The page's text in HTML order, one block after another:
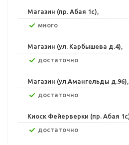
Магазин (пр. Абая 1с),
Много
Магазин (ул. Карбышева д.4),
Достаточно
Магазин (ул.Амангельды д.96),
Достаточно
Киоск Фейерверки (пр. Абая
Достаточно